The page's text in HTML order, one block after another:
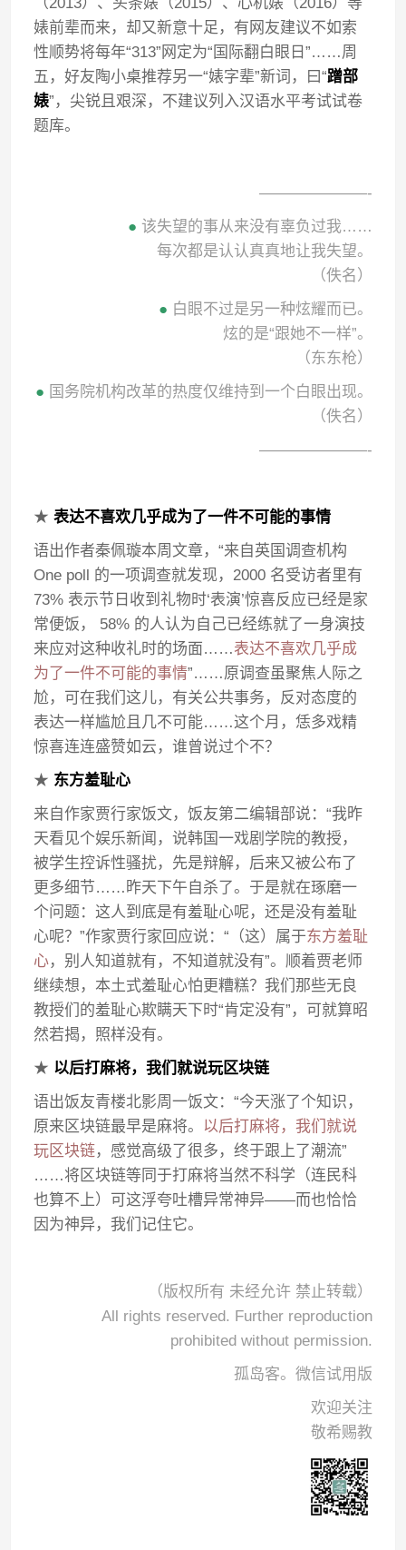
婊前辈而来，却又新意十足，有网友建议不如索
性顺势将每年“313”网定为“国际翻白眼日”……周
五，好友陶小桌推荐另一“婊字辈”新词，曰“蹭部
婊”，尖锐且艰深，不建议列入汉语水平考试试卷
题库。
———————-
● 该失望的事从来没有辜负过我……
每次都是认认真真地让我失望。
（佚名）
● 白眼不过是另一种炫耀而已。
炫的是“跟她不一样”。
（东东枪）
● 国务院机构改革的热度仅维持到一个白眼出现。
（佚名）
———————-
★表达不喜欢几乎成为了一件不可能的事情
语出作者秦佩璇本周文章，“来自英国调查机构
One poll 的一项调查就发现，2000 名受访者里有
73% 表示节日收到礼物时‘表演’惊喜反应已经是家
常便饭， 58% 的人认为自己已经练就了一身演技
来应对这种收礼时的场面……表达不喜欢几乎成
为了一件不可能的事情”……原调查虽聚焦人际之
尬，可在我们这儿，有关公共事务，反对态度的
表达一样尴尬且几不可能……这个月，恁多戏精
惊喜连连盛赞如云，谁曾说过个不？
★ 东方羞耻心
来自作家贾行家饭文，饭友第二编辑部说：“我昨
天看见个娱乐新闻，说韩国一戏剧学院的教授，
被学生控诉性骚扰，先是辩解，后来又被公布了
更多细节……昨天下午自杀了。于是就在琢磨一
个问题：这人到底是有羞耻心呢，还是没有羞耻
心呢？”作家贾行家回应说：“（这）属于东方羞耻
心，别人知道就有，不知道就没有”。顺着贾老师
继续想，本土式羞耻心怕更糟糕？我们那些无良
教授们的羞耻心欺瞒天下时“肯定没有”，可就算昭
然若揭，照样没有。
★ 以后打麻将，我们就说玩区块链
语出饭友青楼北影周一饭文：“今天涨了个知识，
原来区块链最早是麻将。 以后打麻将，我们就说
玩区块链，感觉高级了很多，终于跟上了潮流”
……将区块链等同于打麻将当然不科学（连民科
也算不上）可这浮夸吐槽异常神异——而也恰恰
因为神异，我们记住它。
（版权所有 未经允许 禁止转载）
All rights reserved. Further reproduction
prohibited without permission.
孤岛客。微信试用版
欢迎关注
敬希赐教